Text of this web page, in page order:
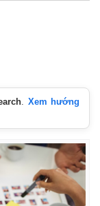
. Xem hướng